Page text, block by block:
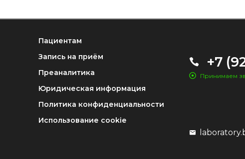
Пациентам
Запись на приём
Преаналитика
Юридическая информация
Политика конфиденциальности
Использование cookie
+7
Принимаем